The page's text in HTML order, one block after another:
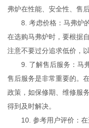
弗炉在性能、安全性、售
8. 考虑价格：马弗炉的
在选购马弗炉时，要根据
注意不要过分追求低价，
9. 了解售后服务：马弗
售后服务是非常重要的。
政策，如保修期、维修服
得到及时解决。
10. 参考用户评价：在